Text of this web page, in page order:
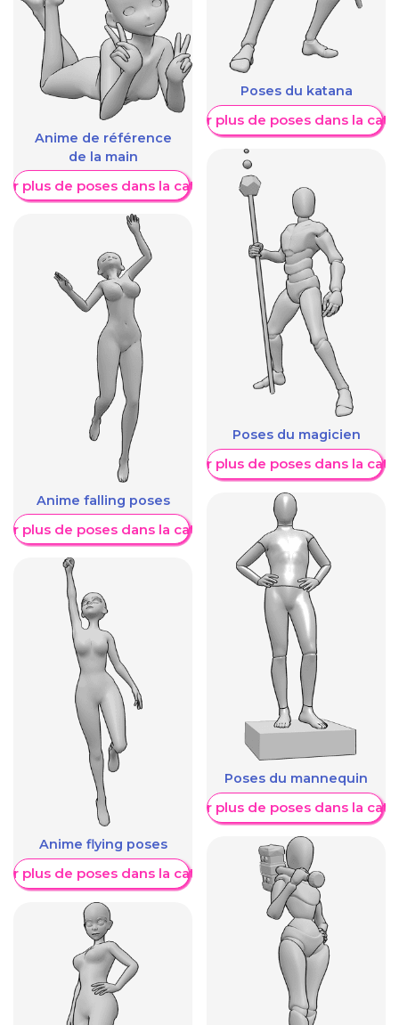
Anime de référence
de la main
plus de poses dans la catégorie
Anime falling poses
plus de poses dans la catégorie
Anime flying poses
plus de poses dans la catégorie
Poses du katana
Afficher plus de poses dans la
Poses du magicien
Afficher plus de poses dans la
Poses du mannequin
Afficher plus de poses dans la